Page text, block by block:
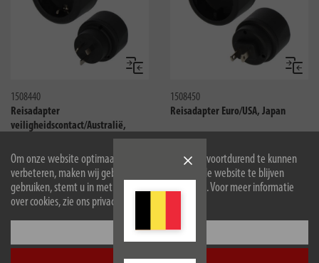
Om onze website optimaal voor u in te richten en voortdurend te kunnen
verbeteren, maken wij gebruik van cookies. Door de website te blijven
gebruiken, stemt u in met het gebruik van cookies. Voor meer informatie
over cookies, zie ons privacybeleid.
Configureer
Accepteer alle
Vergelijken
1508440
Reisadapter
veiligheidscontact/Australië,
1508450
Reisadapter Euro/USA, Japan